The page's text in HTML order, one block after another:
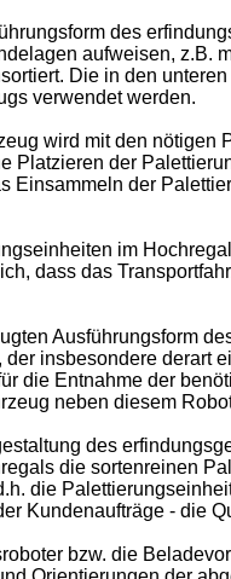
des
aufweisen, z.B.
Die in den
verwendet werden.
wird mit den
Platzieren der
Einsammeln der
im
dass das
Ausführungsform
insbesondere derart
die Entnahme der
neben diesem
des
die sortenreinen
die
Kundenaufträge - die
bzw. die